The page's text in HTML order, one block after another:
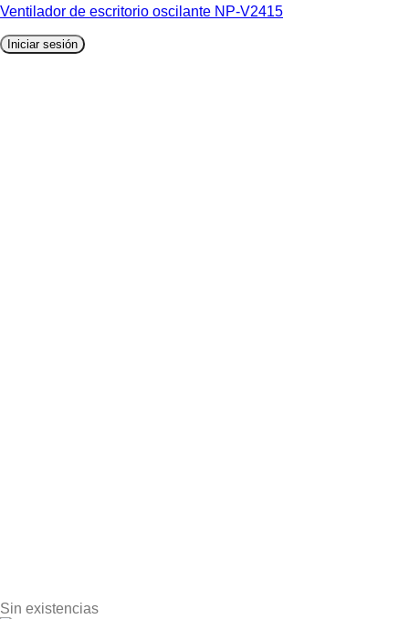
Ventilador de escritorio oscilante NP-V2415
Iniciar sesión
Sin existencias